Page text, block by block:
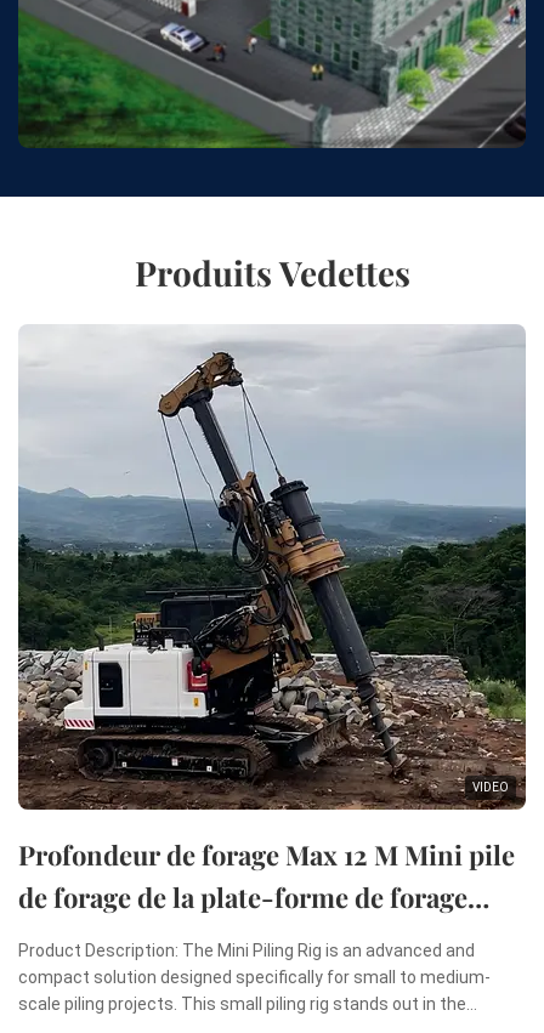
Produits Vedettes
VIDEO
Profondeur de forage Max 12 M Mini pile
de forage de la plate-forme de forage
rotatif Mini machine de pilonnage
Product Description: The Mini Piling Rig is an advanced and
compact solution designed specifically for small to medium-
scale piling projects. This small piling rig stands out in the